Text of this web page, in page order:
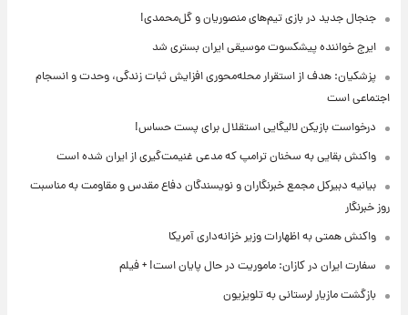
جنجال جدید در بازی تیم‌های منصوریان و گل‌محمدی!
ایرج خواننده پیشکسوت موسیقی ایران بستری شد
پزشکیان: هدف از استقرار محله‌محوری افزایش ثبات زندگی، وحدت و انسجام
اجتماعی است
درخواست بازیکن لالیگایی استقلال برای پست حساس!
واکنش بقایی به سخنان ترامپ که مدعی غنیمت‌گیری از ایران شده است
بیانیه دبیرکل مجمع خبرنگاران و نویسندگان دفاع مقدس و مقاومت به مناسبت
روز خبرنگار
واکنش همتی به اظهارات وزیر خزانه‌داری آمریکا
سفارت ایران در کازان: ماموریت در حال پایان است! + فیلم
بازگشت مازیار لرستانی به تلویزیون